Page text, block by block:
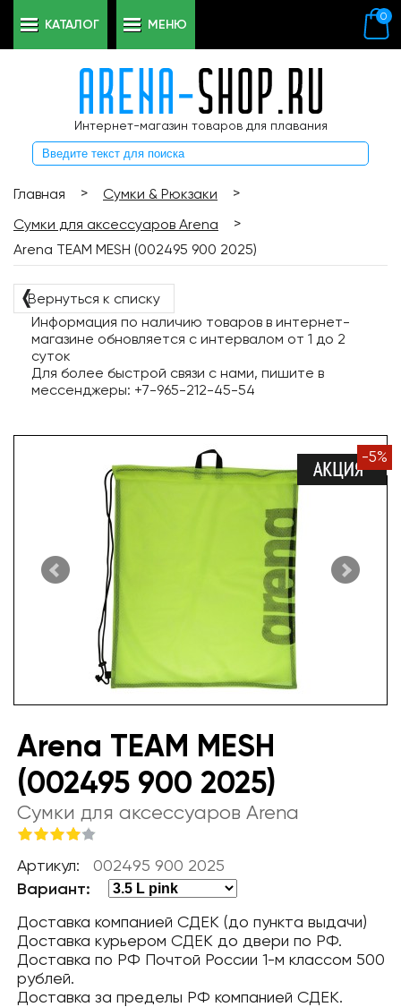
Интернет-магазин товаров для плавания
0
КАТАЛОГ МЕНЮ
Главная > Сумки & Рюкзаки
>
Сумки для аксессуаров Arena
>
Arena TEAM MESH (002495 900 2025)
❬Вернуться к списку
Информация по наличию товаров в интернет-
магазине обновляется с интервалом от 1 до 2
суток
Для более быстрой связи с нами, пишите в
мессенджеры: +7-965-212-45-54
-5%
Arena TEAM MESH
(002495 900 2025)
Сумки для аксессуаров Arena
Артикул: 002495 900 2025
Вариант:
Доставка компанией СДЕК (до пункта выдачи)
Доставка курьером СДЕК до двери по РФ.
Доставка по РФ Почтой России 1-м классом 500
рублей.
Доставка за пределы РФ компанией СДЕК.